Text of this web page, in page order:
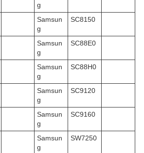
g
Samsun
g
SC8150
Samsun
g
SC88E0
Samsun
g
SC88H0
Samsun
g
SC9120
Samsun
g
SC9160
Samsun
g
SW7250